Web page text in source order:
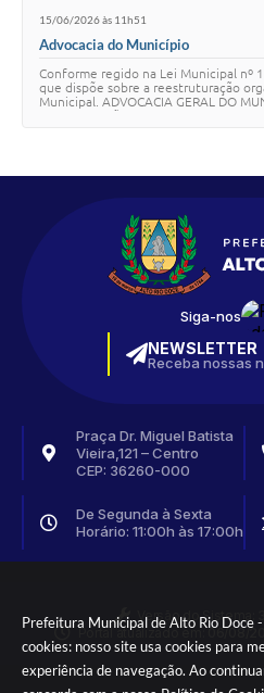
Prefeitura Municipal de Alto Rio Doce
cookies: nosso site usa cookies para
experiência de navegação. Ao
15/06/2026 às 11h51
Advocacia do Município
Conforme regido na Lei Municipal nº
que dispõe sobre a reestruturação
Municipal. ADVOCACIA GERAL DO
Praça Dr. Miguel Batista
Vieira,121 – Centro
CEP: 36260-000
De Segunda à Sexta
Horário: 11:00h às 17:00h
Siga-nos
NEWSLETTER
Receba nossas
Versão do Sistema:
Portal atualizado em:06/08/